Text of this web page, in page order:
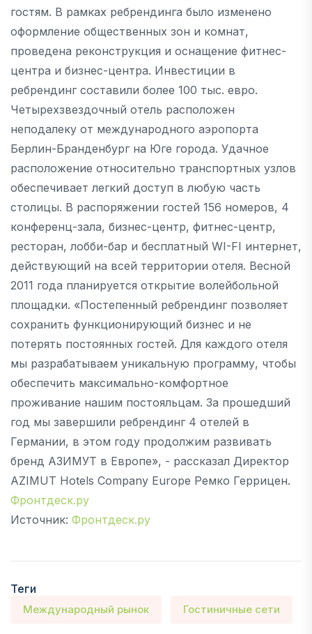
гостям. В рамках ребрендинга было изменено
оформление общественных зон и комнат,
проведена реконструкция и оснащение фитнес-
центра и бизнес-центра. Инвестиции в
ребрендинг составили более 100 тыс. евро.
Четырехзвездочный отель расположен
неподалеку от международного аэропорта
Берлин-Бранденбург на Юге города. Удачное
расположение относительно транспортных узлов
обеспечивает легкий доступ в любую часть
столицы. В распоряжении гостей 156 номеров, 4
конференц-зала, бизнес-центр, фитнес-центр,
ресторан, лобби-бар и бесплатный WI-FI интернет,
действующий на всей территории отеля. Весной
2011 года планируется открытие волейбольной
площадки. «Постепенный ребрендинг позволяет
сохранить функционирующий бизнес и не
потерять постоянных гостей. Для каждого отеля
мы разрабатываем уникальную программу, чтобы
обеспечить максимально-комфортное
проживание нашим постояльцам. За прошедший
год мы завершили ребрендинг 4 отелей в
Германии, в этом году продолжим развивать
бренд АЗИМУТ в Европе», - рассказал Директор
AZIMUT Hotels Company Europe Ремко Геррицен.
Фронтдеск.ру
Источник: Фронтдеск.ру
Теги
Международный рынок Гостиничные сети